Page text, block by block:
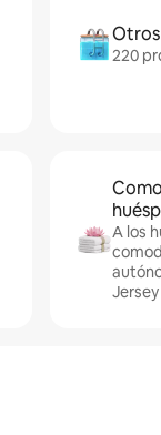
220
A los